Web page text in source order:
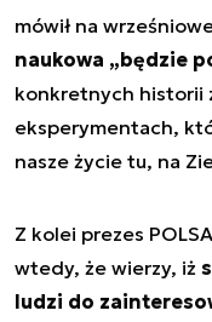
mówił na
naukowa „będzie
konkretnych historii
eksperymentach,
nasze życie tu, na
Z kolei prezes
wtedy, że wierzy, iż
ludzi do